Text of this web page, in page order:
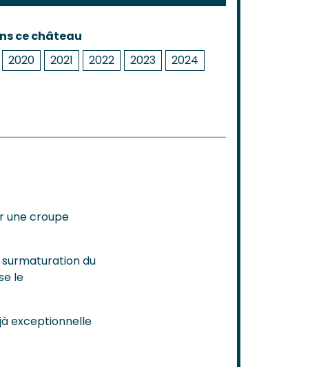
ce château
2020 2021 2022 2023
2024
une croupe
du
le
exceptionnelle